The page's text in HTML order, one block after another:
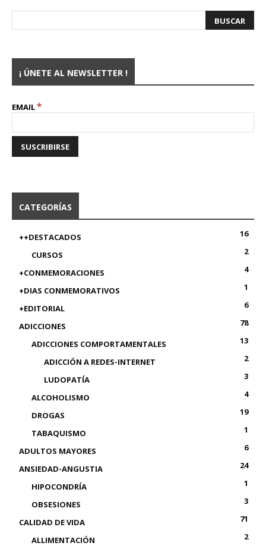
¡ ÚNETE AL NEWSLETTER !
EMAIL*
CATEGORÍAS
++DESTACADOS
16
CURSOS
2
+CONMEMORACIONES
4
+DIAS CONMEMORATIVOS
1
+EDITORIAL
6
ADICCIONES
78
ADICCIONES COMPORTAMENTALES
13
ADICCIÓN A REDES-INTERNET
2
LUDOPATÍA
3
ALCOHOLISMO
4
DROGAS
19
TABAQUISMO
1
ADULTOS MAYORES
6
ANSIEDAD-ANGUSTIA
24
HIPOCONDRÍA
1
OBSESIONES
3
CALIDAD DE VIDA
71
ALLIMENTACIÓN
2